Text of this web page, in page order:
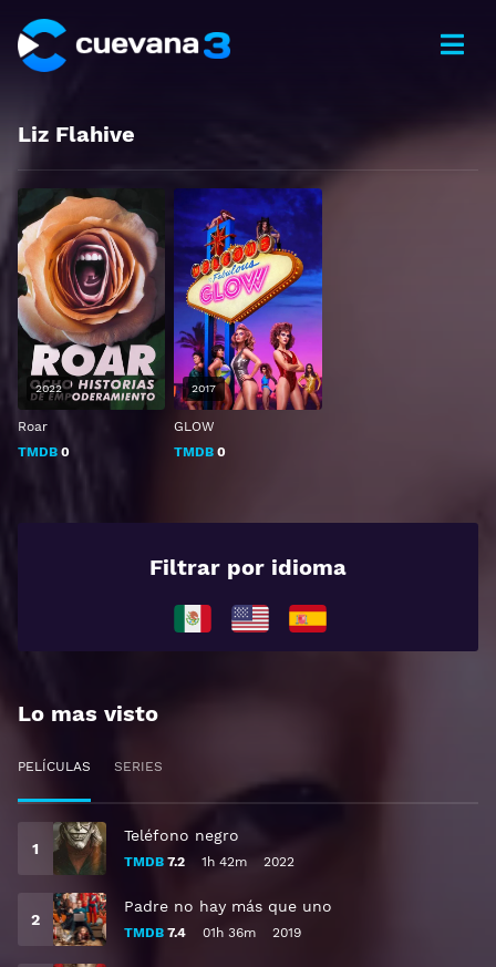
Liz Flahive
Roar
TMDB 0
2022
GLOW
TMDB 0
2017
Filtrar por idioma
Lo mas visto
PELÍCULAS SERIES
Teléfono negro
TMDB 7.2 1h 42m 2022
Padre no hay más que uno
TMDB 7.4 01h 36m 2019